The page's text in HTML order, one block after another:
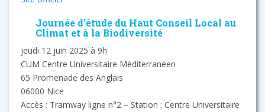
Journée d’étude du Haut Conseil Local au
Climat et à la Biodiversité
jeudi 12 juin 2025 à 9h
CUM Centre Universitaire Méditerranéen
65 Promenade des Anglais
06000 Nice
Accès : Tramway ligne n°2 – Station : Centre Universitaire